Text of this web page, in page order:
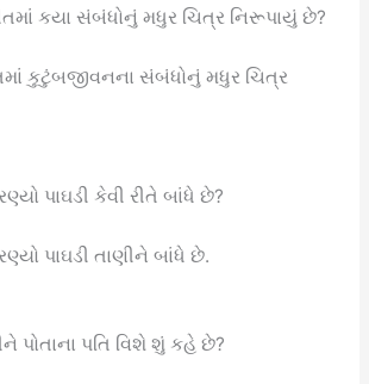
કયા સંબંધોનું મધુર ચિત્ર નિરૂપાયું છે?
કુટુંબજીવનના સંબંધોનું મધુર ચિત્ર
પાઘડી કેવી રીતે બાંધે છે?
પાઘડી તાણીને બાંધે છે.
પોતાના પતિ વિશે શું કહે છે?